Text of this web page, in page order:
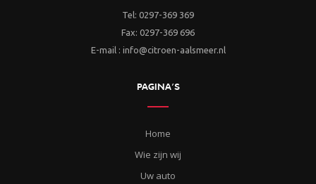
Tel: 0297-369 369
Fax: 0297-369 696
E-mail : info@citroen-aalsmeer.nl
PAGINA’S
Home
Wie zijn wij
Uw auto